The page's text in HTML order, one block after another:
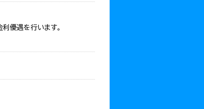
優遇を行います。